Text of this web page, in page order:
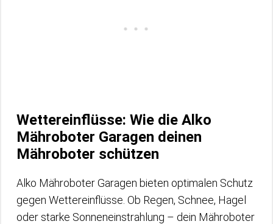
Wettereinflüsse: Wie die Alko
Mähroboter Garagen deinen
Mähroboter schützen
Alko Mähroboter Garagen bieten optimalen Schutz
gegen Wettereinflüsse. Ob Regen, Schnee, Hagel
oder starke Sonneneinstrahlung – dein Mähroboter